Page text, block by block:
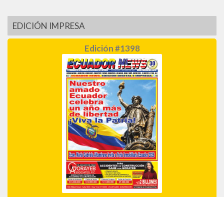
EDICIÓN IMPRESA
Edición #1398